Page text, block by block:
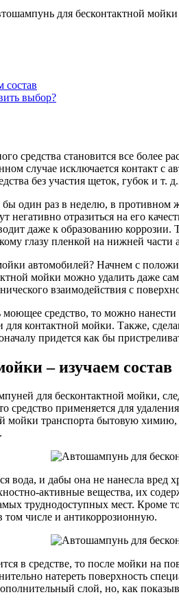
для бесконтактной
состав
выбор?
средства становится все
случае исключается контакт
без участия щеток, губок и т. д.
один раз в неделю, в противном
негативно отразиться на его
даже к образованию
глазу пленкой на нижней
автомобилей? Начнем с
мойки можно удалить даже
взаимодействия с
средство, то можно
контактной мойки. Также,
придется как бы
– изучаем состав
для бесконтактной мойки,
применяется для
мойки транспорта бытовую
вода, и дабы она не нанесла
активные вещества, их
труднодоступных мест.
том числе и антикоррозионную.
в средстве, то после мойки на
натереть поверхность
слой, но, как